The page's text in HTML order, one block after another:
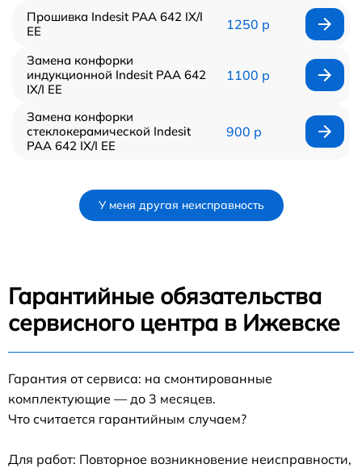
Прошивка Indesit PAA 642 IX/I
EE
1250 р
Замена конфорки
индукционной Indesit PAA 642
IX/I EE
1100 р
Замена конфорки
стеклокерамической Indesit
PAA 642 IX/I EE
900 р
У меня другая неисправность
Гарантийные обязательства
сервисного центра в Ижевске
Гарантия от сервиса: на смонтированные
комплектующие — до 3 месяцев.
Что считается гарантийным случаем?
Для работ: Повторное возникновение неисправности,